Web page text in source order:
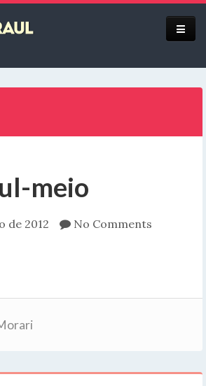
meio
de 2012 No Comments